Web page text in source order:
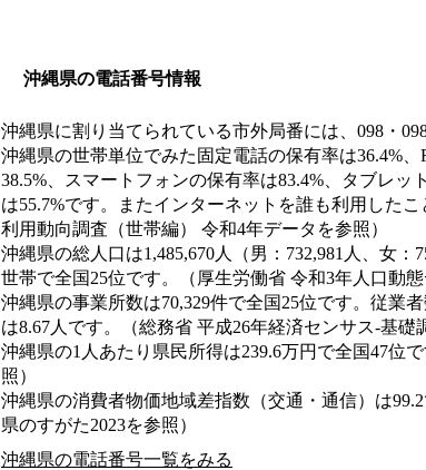
沖縄県の電話番号情報
沖縄県に割り当てられている市外局番には、098・
沖縄県の世帯単位でみた固定電話の保有率は36.4%
38.5%、スマートフォンの保有率は83.4%、タブレ
は55.7%です。またインターネットを誰も利用した
利用動向調査（世帯編） 令和4年データを参照）
沖縄県の総人口は1,485,670人（男：732,981人、女：
世帯で全国25位です。（厚生労働省 令和3年人口動態
沖縄県の事業所数は70,329件で全国25位です。従業
は8.67人です。（総務省 平成26年経済センサス‐基礎
沖縄県の1人あたり県民所得は239.6万円で全国47位
照）
沖縄県の消費者物価地域差指数（交通・通信）は
県のすがた2023を参照）
沖縄県の電話番号一覧をみる